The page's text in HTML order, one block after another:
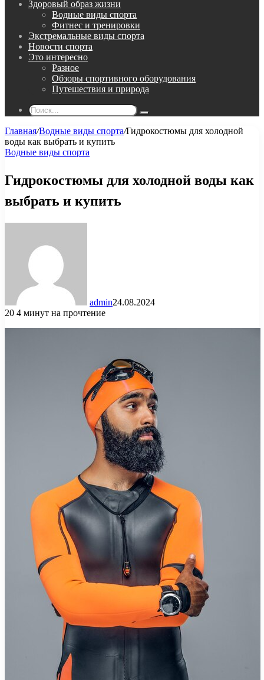
Здоровый образ жизни
Водные виды спорта
Фитнес и тренировки
Экстремальные виды спорта
Новости спорта
Это интересно
Разное
Обзоры спортивного оборудования
Путешествия и природа
Поиск...
Главная/Водные виды спорта/Гидрокостюмы для холодной
воды как выбрать и купить
Водные виды спорта
Гидрокостюмы для холодной воды как
выбрать и купить
admin24.08.2024
20 4 минут на прочтение